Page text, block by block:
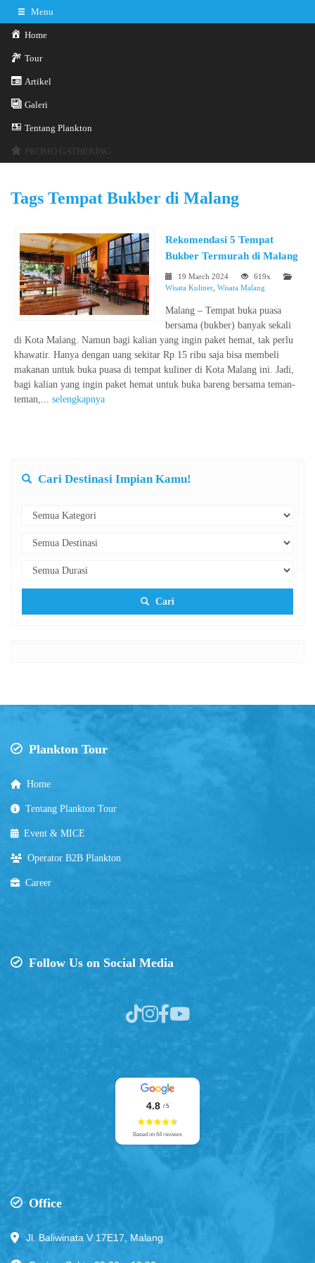
Menu
Home
Tour
Artikel
Galeri
Tentang Plankton
PROMO GATHERING
Tags Tempat Bukber di Malang
Rekomendasi 5 Tempat
Bukber Termurah di Malang
19 March 2024
619x
Wisata Kuliner Wisata Malang
Malang – Tempat buka puasa
bersama (bukber) banyak sekali
di Kota Malang. Namun bagi kalian yang ingin paket hemat, tak perlu
khawatir. Hanya dengan uang sekitar Rp 15 ribu saja bisa membeli
makanan untuk buka puasa di tempat kuliner di Kota Malang ini. Jadi,
bagi kalian yang ingin paket hemat untuk buka bareng bersama teman-
teman,... selengkapnya
Cari Destinasi Impian Kamu!
Cari
Plankton Tour
Home
Tentang Plankton Tour
Event & MICE
Operator B2B Plankton
Career
Follow Us on Social Media
4.8 / 5
Based on 64 reviews
Office
Jl. Baliwinata V 17E17, Malang